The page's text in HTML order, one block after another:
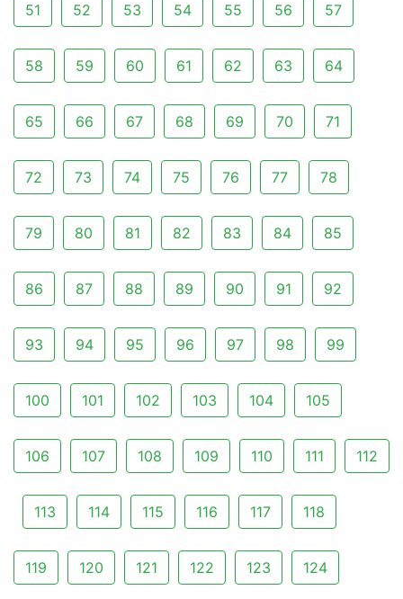
51 52 53 54 55 56 57
58 59 60 61 62 63 64
65 66 67 68 69 70 71
72 73 74 75 76 77 78
79 80 81 82 83 84 85
86 87 88 89 90 91 92
93 94 95 96 97 98 99
100 101 102 103 104 105
106 107 108 109 110 111 112
113 114 115 116 117 118
119 120 121 122 123 124